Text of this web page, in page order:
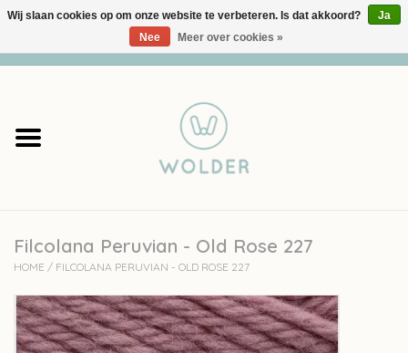
Garens
Accessoires
workshops
Cadeaubon
Filcolana Peruvian - Old Rose 227
HOME / FILCOLANA PERUVIAN - OLD ROSE 227
Wij slaan cookies op om onze website te verbeteren. Is dat akkoord?
Ja
Nee
Meer over cookies »